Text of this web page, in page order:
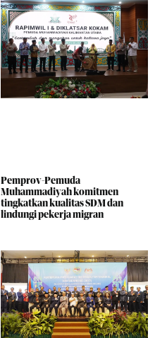
Pemprov-Pemuda
Muhammadiyah komitmen
tingkatkan kualitas SDM dan
lindungi pekerja migran